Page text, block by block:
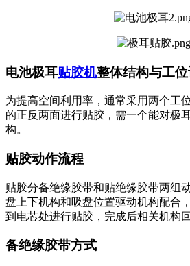
电池极耳贴胶机整体结构与工
为提高空间利用率，通常采用两个工
的正反两面进行贴胶，需一个能对极
构。
贴胶动作流程
贴胶分备绝缘胶带和贴绝缘胶带两组
盘上下机构和吸盘位置驱动机构配合
到电芯处进行贴胶，完成后相关机构
备绝缘胶带方式